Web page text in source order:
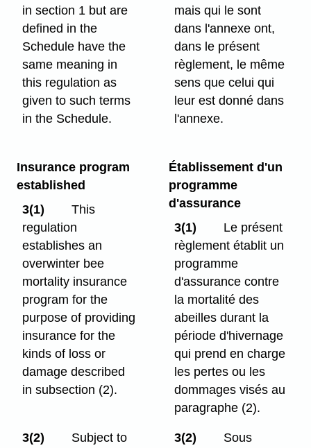
in section 1 but are
defined in the
Schedule have the
same meaning in
this regulation as
given to such terms
in the Schedule.
mais qui le sont
dans l'annexe ont,
dans le présent
règlement, le même
sens que celui qui
leur est donné dans
l'annexe.
Insurance program
established
3(1)
This
regulation
establishes an
overwinter bee
mortality insurance
program for the
purpose of providing
insurance for the
kinds of loss or
damage described
in subsection (2).
Établissement d'un
programme
d'assurance
3(1)
Le présent
règlement établit un
programme
d'assurance contre
la mortalité des
abeilles durant la
période d'hivernage
qui prend en charge
les pertes ou les
dommages visés au
paragraphe (2).
3(2)
Subject to
3(2)
Sous